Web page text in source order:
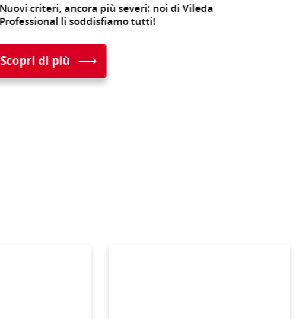
Nuovi criteri, ancora più severi: noi di Vileda
Professional li soddisfiamo tutti!
Scopri di più